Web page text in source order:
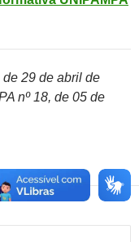
29 de abril de
nº 18, de 05 de